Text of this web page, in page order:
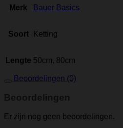
Merk Bauer Basics
Soort Ketting
Lengte 50cm, 80cm
Beoordelingen (0)
Beoordelingen
Er zijn nog geen beoordelingen.